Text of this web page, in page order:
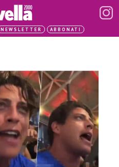
NEWSLETTER ABBONATI